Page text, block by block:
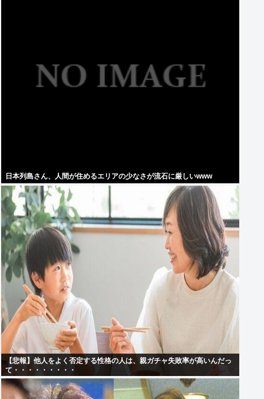
日本列島さん、人間が住めるエリアの少なさが流石に厳しいwww
【悲報】他人をよく否定する性格の人は、親ガチャ失敗率が高いんだっ
て・・・・・・・・・